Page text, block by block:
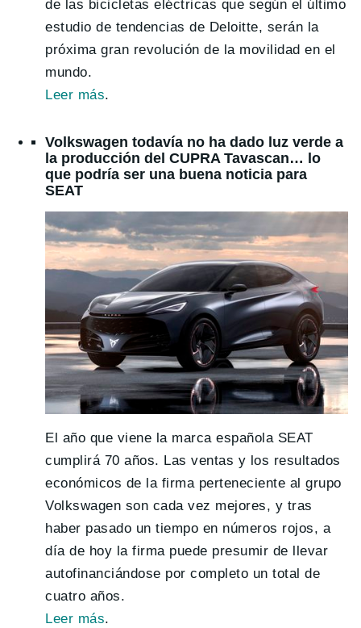
de las bicicletas eléctricas que según el último
estudio de tendencias de Deloitte, serán la
próxima gran revolución de la movilidad en el
mundo.
Leer más.
Volkswagen todavía no ha dado luz verde a
la producción del CUPRA Tavascan… lo
que podría ser una buena noticia para
SEAT
El año que viene la marca española SEAT
cumplirá 70 años. Las ventas y los resultados
económicos de la firma perteneciente al grupo
Volkswagen son cada vez mejores, y tras
haber pasado un tiempo en números rojos, a
día de hoy la firma puede presumir de llevar
autofinanciándose por completo un total de
cuatro años.
Leer más.